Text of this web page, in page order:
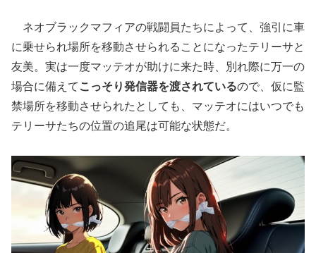
ネオブラックマフィアの戦闘員たちによって、強引に車
に乗せられ場所を移動させられることになったテリーサと
友美。実は一度マッテオが助けに来た時、別れ際に万一の
場合に備えて こっそり発信器を渡されているので、仮に監
禁場所を移動させられたとしても、マッテオにはいつでも
テリーサたちの位置の追尾は可能な状態だ。